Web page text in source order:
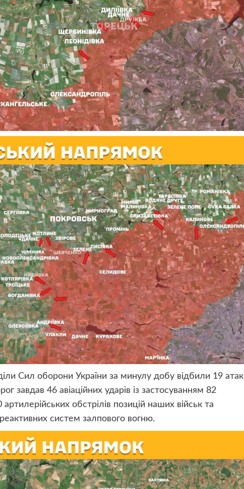
Сил оборони України за минулу добу відбили 19 атак
завдав 46 авіаційних ударів із застосуванням 82
обстрілів позицій наших військ та
систем залпового вогню.